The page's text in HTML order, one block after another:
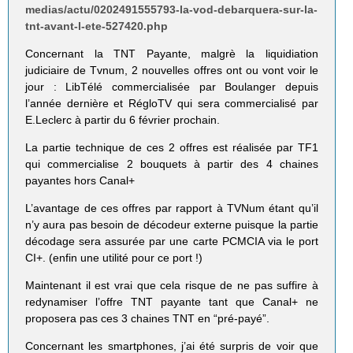
medias/actu/0202491555793-la-vod-debarquera-sur-la-
tnt-avant-l-ete-527420.php
Concernant la TNT Payante, malgrè la liquidiation
judiciaire de Tvnum, 2 nouvelles offres ont ou vont voir le
jour : LibTélé commercialisée par Boulanger depuis
l’année dernière et RégloTV qui sera commercialisé par
E.Leclerc à partir du 6 février prochain.
La partie technique de ces 2 offres est réalisée par TF1
qui commercialise 2 bouquets à partir des 4 chaines
payantes hors Canal+
L’avantage de ces offres par rapport à TVNum étant qu’il
n’y aura pas besoin de décodeur externe puisque la partie
décodage sera assurée par une carte PCMCIA via le port
CI+. (enfin une utilité pour ce port !)
Maintenant il est vrai que cela risque de ne pas suffire à
redynamiser l’offre TNT payante tant que Canal+ ne
proposera pas ces 3 chaines TNT en “pré-payé”.
Concernant les smartphones, j’ai été surpris de voir que